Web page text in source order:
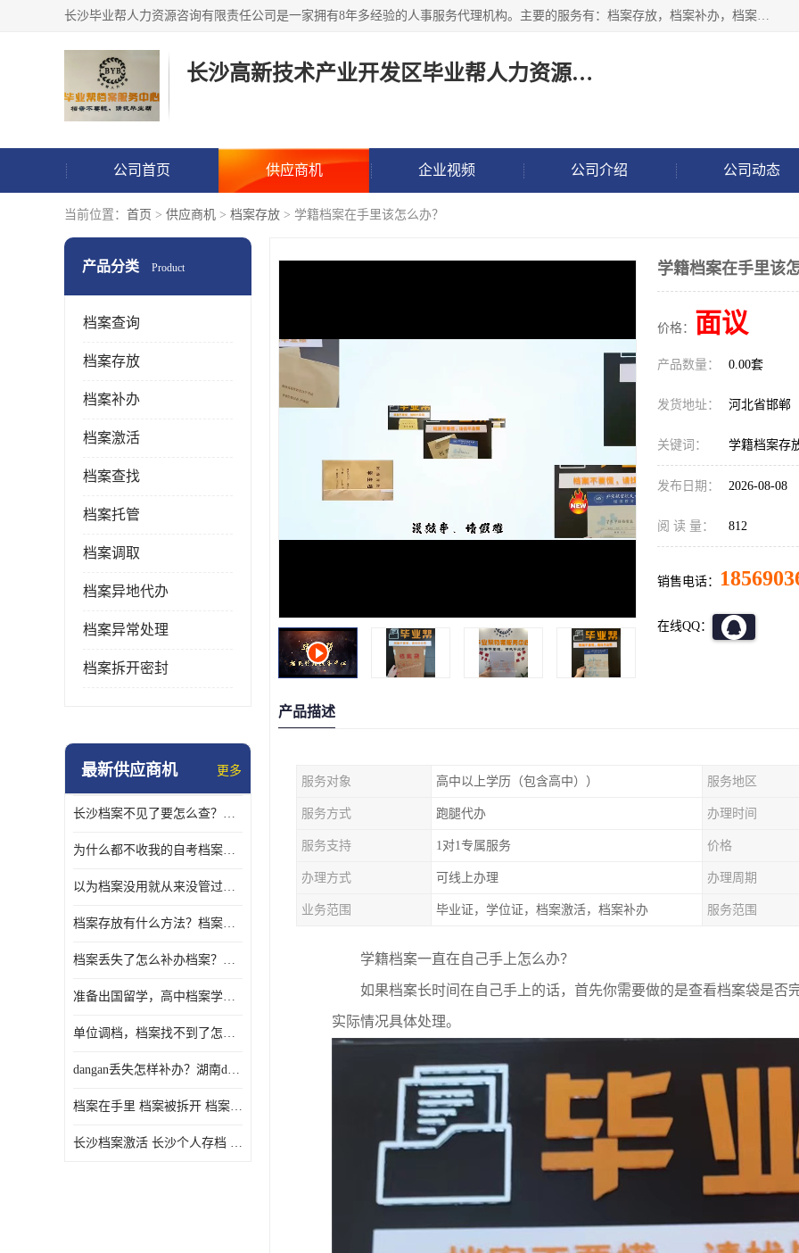
长沙毕业帮人力资源咨询有限责任公司是一家拥有8年多经验的人事服务代理机构。主要的服务有：档案存放，档案补办，档案激活，档案查询，档案查找，档案托管，档案调取，档案异地代办，档案异常处理 等；提供毕业档案处理、人事档案服务、商务代理代办、个人档案等服务，同时办事过程全程与客户沟通，确保真实、安全、可靠！
长沙高新技术产业开发区毕业帮人力资源咨询有限责任公司
公司首页 供应商机 企业视频 公司介绍 公司动态
当前位置： 首页 > 供应商机 > 档案存放 > 学籍档案在手里该怎么办？
产品分类 Product
档案查询
档案存放
档案补办
档案激活
档案查找
档案托管
档案调取
档案异地代办
档案异常处理
档案拆开密封
最新供应商机 更多
长沙档案不见了要怎么查？档案查询 档案补办
为什么都不收我的自考档案？自考档案怎么存档？
以为档案没用就从来没管过，现在要用档案该怎么办？
档案存放有什么方法？档案在手里为什么不能用
档案丢失了怎么补办档案？湖南档案补办 档案补办方法
准备出国留学，高中档案学校发给我了怎么办？
单位调档，档案找不到了怎么办？
dangan丢失怎样补办？湖南dangan丢失补办流程介绍！
档案在手里 档案被拆开 档案补办 档案问题一站式服务
长沙档案激活 长沙个人存档 长沙档案存档
学籍档案在手里该
价格： 面议
产品数量： 0.00套
发货地址： 河北省邯郸
关键词： 学籍档案存
发布日期： 2026-08-08
阅 读 量： 812
销售电话：
在线QQ：
产品描述
服务对象 高中以上学历（包含高中）） 服务地区
服务方式 跑腿代办 办理时间
服务支持 1对1专属服务 价格
办理方式 可线上办理 办理周期
业务范围 毕业证，学位证，档案激活，档案补办 服务范围
学籍档案一直在自己手上怎么办？
如果档案长时间在自己手上的话，首先你需要做的是查看档案袋是否
实际情况具体处理。